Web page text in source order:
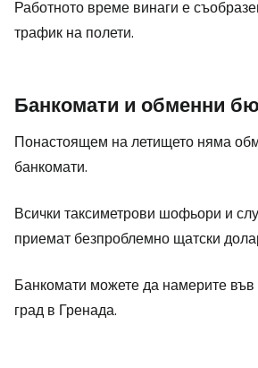
Работното време винаги е
трафик на полети.
Банкомати и обменни
Понастоящем на летището няма
банкомати.
Всички таксиметрови шофьори и
приемат безпроблемно щатски
Банкомати можете да намерите
град в Гренада.